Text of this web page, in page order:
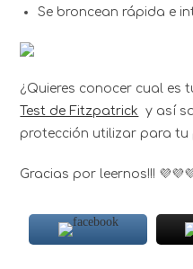
Se broncean rápida e
¿Quieres conocer cual es
Test de Fitzpatrick y así
protección utilizar para tu
Gracias por leernos!!!